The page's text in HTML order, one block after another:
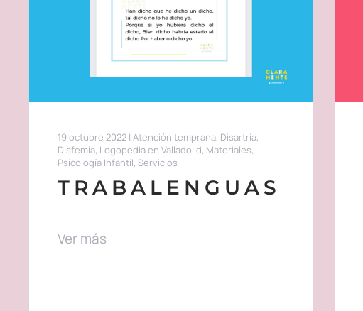
19 octubre 2022 | Atención temprana, Disartria,
Disfemia, Logopedia en Valladolid, Materiales,
Psicología Infantil, Servicios
TRABALENGUAS
Ver más